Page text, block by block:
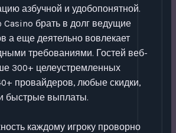
азбучной и удобопонятной.
брать в долг ведущие
а еще деятельно вовлекает
требованиями. Гостей веб-
300+ целеустремленных
провайдеров, любые скидки,
быстрые выплаты.
каждому игроку проворно